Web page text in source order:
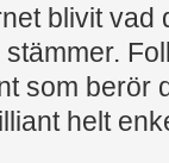
blivit vad
som berör
helt